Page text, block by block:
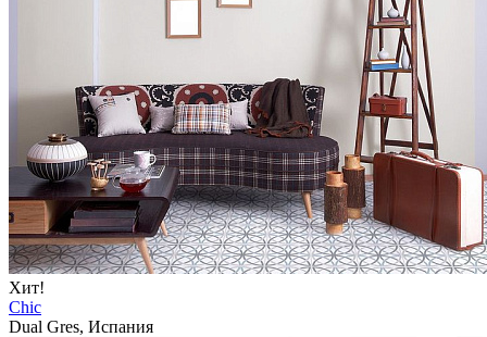
Хит!
Chic
Dual Gres, Испания